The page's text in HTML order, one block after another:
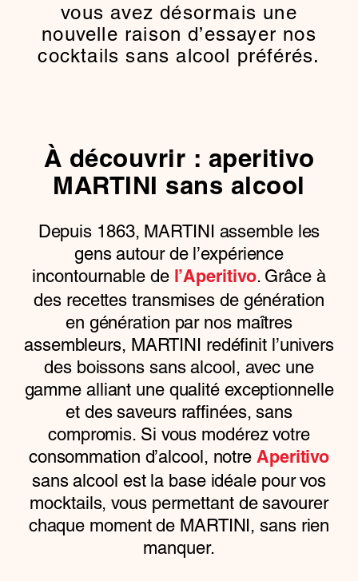
vous avez désormais une
nouvelle raison d’essayer nos
cocktails sans alcool préférés.
À découvrir : aperitivo
MARTINI sans alcool
Depuis 1863, MARTINI assemble les
gens autour de l’expérience
incontournable de
l’Aperitivo. Grâce à
des recettes transmises de génération
en génération par nos maîtres
assembleurs, MARTINI redéfinit l’univers
des boissons sans alcool, avec une
gamme alliant une qualité exceptionnelle
et des saveurs raffinées, sans
compromis. Si vous modérez votre
consommation d’alcool, notre Aperitivo
sans alcool est la base idéale pour vos
mocktails, vous permettant de savourer
chaque moment de MARTINI, sans rien
manquer.